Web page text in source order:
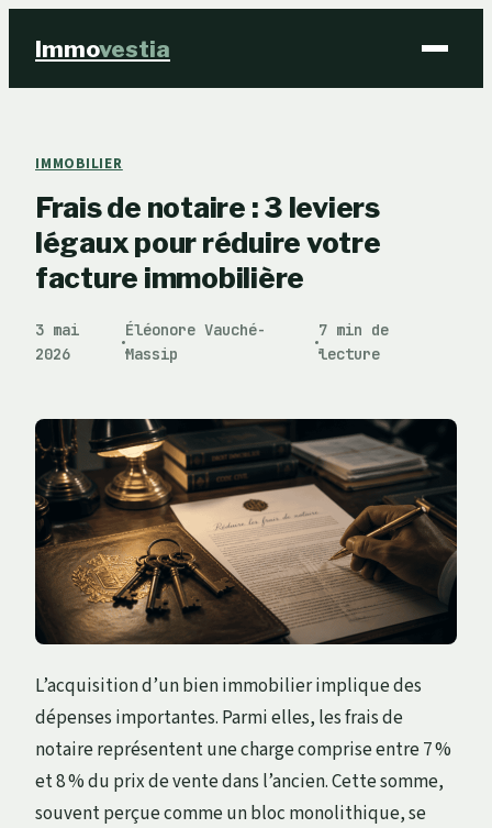
Immovestia
Immobilier
Business
Éducation & Emploi
IMMOBILIER
Frais de notaire : 3 leviers
légaux pour réduire votre
facture immobilière
3 mai
2026
·
Éléonore Vauché-
Massip
·
7 min de
lecture
L’acquisition d’un bien immobilier implique des
dépenses importantes. Parmi elles, les frais de
notaire représentent une charge comprise entre 7 %
et 8 % du prix de vente dans l’ancien. Cette somme,
souvent perçue comme un bloc monolithique, se